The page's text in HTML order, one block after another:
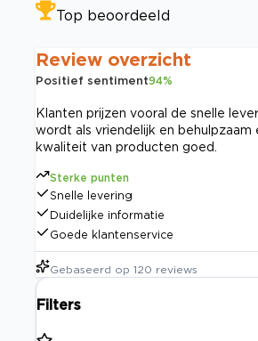
Top beoordeeld
Review overzicht
Positief sentiment94%
Klanten prijzen vooral de snelle
wordt als vriendelijk en
kwaliteit van producten goed.
Sterke punten
Snelle levering
Duidelijke informatie
Goede klantenservice
Gebaseerd op 120 reviews
Filters